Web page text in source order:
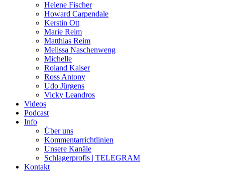
Helene Fischer
Howard Carpendale
Kerstin Ott
Marie Reim
Matthias Reim
Melissa Naschenweng
Michelle
Roland Kaiser
Ross Antony
Udo Jürgens
Vicky Leandros
Videos
Podcast
Info
Über uns
Kommentarrichtlinien
Unsere Kanäle
Schlagerprofis | TELEGRAM
Kontakt